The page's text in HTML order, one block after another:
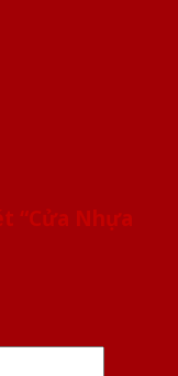
“Cửa Nhựa